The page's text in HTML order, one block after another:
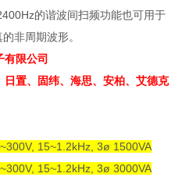
的谐波间扫频功能也可用于
非周期波形。
有限公司
置、固纬、海思、安柏、艾德克
15~1.2kHz, 3ø 1500VA
15~1.2kHz, 3ø 3000VA